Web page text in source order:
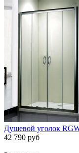
Душевой уголок
42 790 руб